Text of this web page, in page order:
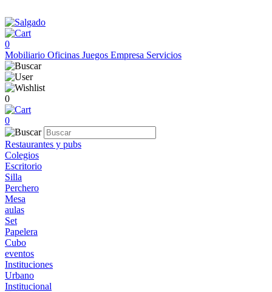
0
Mobiliario Oficinas Juegos Empresa Servicios
0
0
Restaurantes y pubs
Colegios
Escritorio
Silla
Perchero
Mesa
aulas
Set
Papelera
Cubo
eventos
Instituciones
Urbano
Institucional